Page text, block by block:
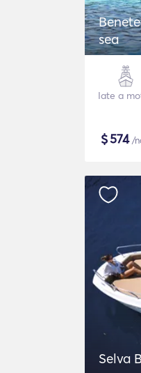
sea
Iate a
$574/
Selva